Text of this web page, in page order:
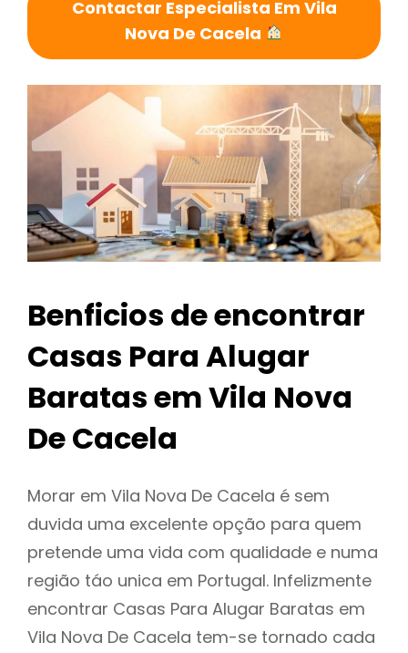
Contactar Especialista Em Vila
Nova De Cacela
Benficios de encontrar
Casas Para Alugar
Baratas em Vila Nova
De Cacela
Morar em Vila Nova De Cacela é sem
duvida uma excelente opção para quem
pretende uma vida com qualidade e numa
região táo unica em Portugal. Infelizmente
encontrar Casas Para Alugar Baratas em
Vila Nova De Cacela tem-se tornado cada